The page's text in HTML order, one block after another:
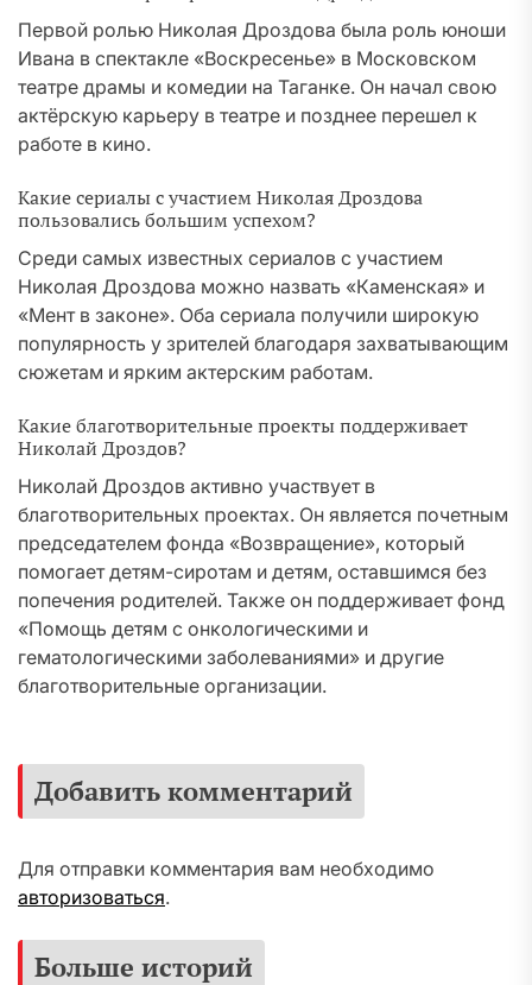
Первой ролью Николая Дроздова была роль юноши
Ивана в спектакле «Воскресенье» в Московском
театре драмы и комедии на Таганке. Он начал свою
актёрскую карьеру в театре и позднее перешел к
работе в кино.
Какие сериалы с участием Николая Дроздова
пользовались большим успехом?
Среди самых известных сериалов с участием
Николая Дроздова можно назвать «Каменская» и
«Мент в законе». Оба сериала получили широкую
популярность у зрителей благодаря захватывающим
сюжетам и ярким актерским работам.
Какие благотворительные проекты поддерживает
Николай Дроздов?
Николай Дроздов активно участвует в
благотворительных проектах. Он является почетным
председателем фонда «Возвращение», который
помогает детям-сиротам и детям, оставшимся без
попечения родителей. Также он поддерживает фонд
«Помощь детям с онкологическими и
гематологическими заболеваниями» и другие
благотворительные организации.
Добавить комментарий
Для отправки комментария вам необходимо
авторизоваться.
Больше историй